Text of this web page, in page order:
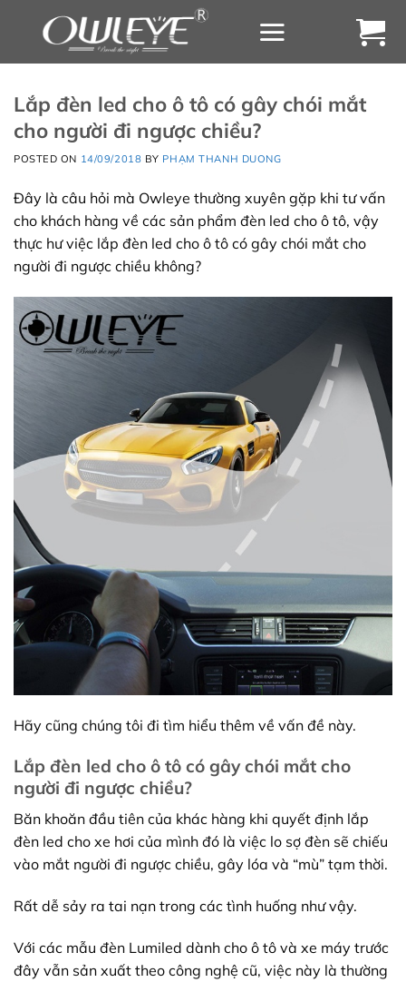
Lắp đèn led cho ô tô có gây chói mắt
cho người đi ngược chiều?
POSTED ON 14/09/2018 BY PHẠM THANH DUONG
Đây là câu hỏi mà Owleye thường xuyên gặp khi tư vấn
cho khách hàng về các sản phẩm đèn led cho ô tô, vậy
thực hư việc lắp đèn led cho ô tô có gây chói mắt cho
người đi ngược chiều không?
Hãy cũng chúng tôi đi tìm hiểu thêm về vấn đề này.
Lắp đèn led cho ô tô có gây chói mắt cho
người đi ngược chiều?
Băn khoăn đầu tiên của khác hàng khi quyết định lắp
đèn led cho xe hơi của mình đó là việc lo sợ đèn sẽ chiếu
vào mắt người đi ngược chiều, gây lóa và “mù” tạm thời.
Rất dễ sảy ra tai nạn trong các tình huống như vậy.
Với các mẫu đèn Lumiled dành cho ô tô và xe máy trước
đây vẫn sản xuất theo công nghệ cũ, việc này là thường